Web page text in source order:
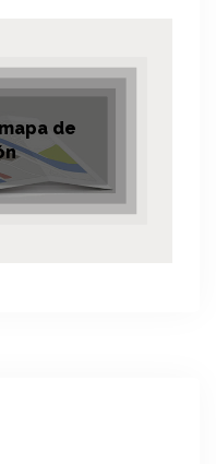
de